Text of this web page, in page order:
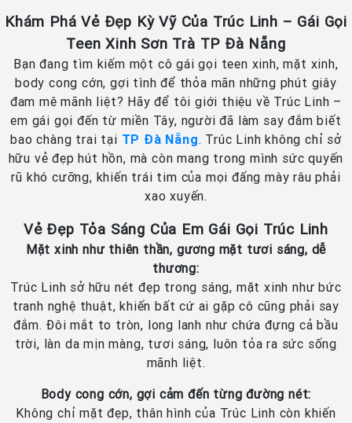
Khám Phá Vẻ Đẹp Kỳ Vỹ Của Trúc Linh – Gái Gọi
Teen Xinh Sơn Trà TP Đà Nẵng
Bạn đang tìm kiếm một cô gái gọi teen xinh, mặt xinh,
body cong cớn, gợi tình để thỏa mãn những phút giây
đam mê mãnh liệt? Hãy để tôi giới thiệu về Trúc Linh –
em gái gọi đến từ miền Tây, người đã làm say đắm biết
bao chàng trai tại TP Đà Nẵng. Trúc Linh không chỉ sở
hữu vẻ đẹp hút hồn, mà còn mang trong mình sức quyến
rũ khó cưỡng, khiến trái tim của mọi đấng mày râu phải
xao xuyến.
Vẻ Đẹp Tỏa Sáng Của Em Gái Gọi Trúc Linh
Mặt xinh như thiên thần, gương mặt tươi sáng, dễ
thương:
Trúc Linh sở hữu nét đẹp trong sáng, mặt xinh như bức
tranh nghệ thuật, khiến bất cứ ai gặp cô cũng phải say
đắm. Đôi mắt to tròn, long lanh như chứa đựng cả bầu
trời, làn da mịn màng, tươi sáng, luôn tỏa ra sức sống
mãnh liệt.
Body cong cớn, gợi cảm đến từng đường nét:
Không chỉ mặt đẹp, thân hình của Trúc Linh còn khiến